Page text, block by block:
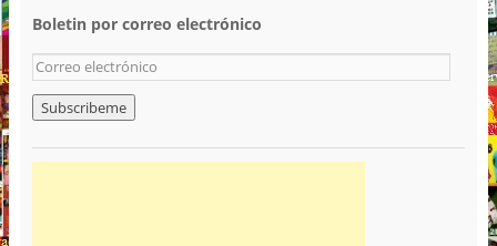
Boletin por correo electrónico